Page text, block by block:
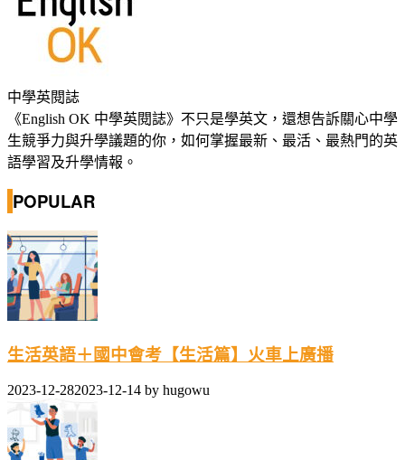
中學英閱誌
《English OK 中學英閱誌》不只是學英文，還想告訴關心中學
生競爭力與升學議題的你，如何掌握最新、最活、最熱門的英
語學習及升學情報。
POPULAR
生活英語＋國中會考【生活篇】火車上廣播
2023-12-282023-12-14 by hugowu